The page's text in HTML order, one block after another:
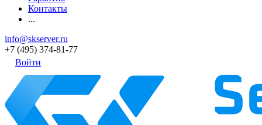
Контакты
...
info@skserver.ru
+7 (495) 374-81-77
Войти